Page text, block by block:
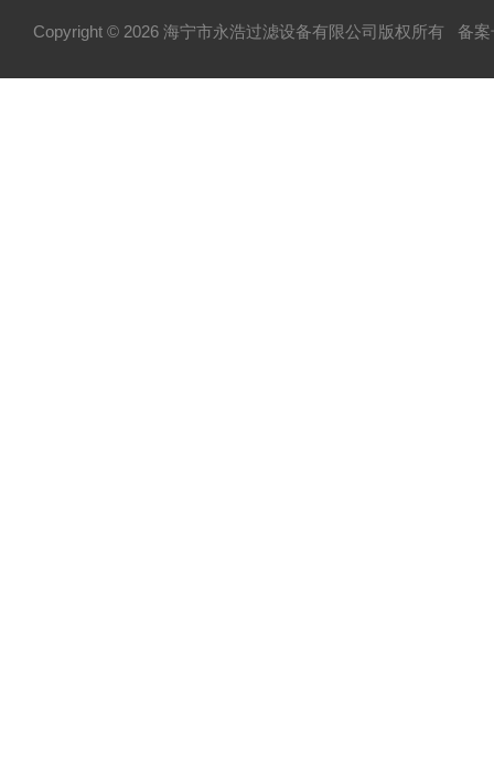
不锈钢配件系列
Copyright © 2026 海宁市永浩过滤设备有限公司版权所有 备案